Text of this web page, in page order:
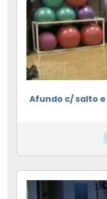
Afundo c/ salto